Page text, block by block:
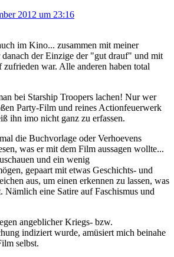
2012 um 23:16
im Kino... zusammen mit meiner
der Einzige der "gut drauf" und mit
war. Alle anderen haben total
bei Starship Troopers lachen! Nur wer
Party-Film und reines Actionfeuerwerk
ihn imo nicht ganz zu erfassen.
die Buchvorlage oder Verhoevens
was er mit dem Film aussagen wollte...
und ein wenig
gepaart mit etwas Geschichts- und
aus, um einen erkennen zu lassen, was
Nämlich eine Satire auf Faschismus und
angeblicher Kriegs- bzw.
indiziert wurde, amüsiert mich beinahe
selbst.